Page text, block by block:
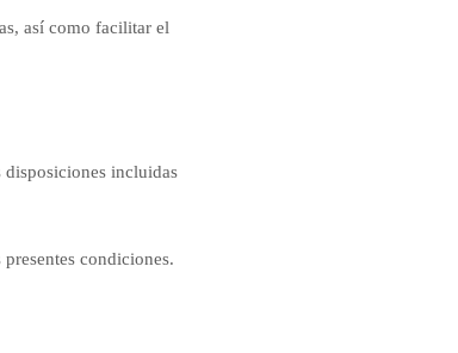
así como facilitar el
incluidas
condiciones.